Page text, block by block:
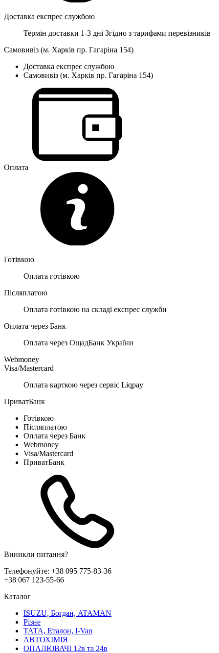
Доставка експрес службою
Термін доставки 1-3 дні Згідно з тарифами перевізників
Самовивіз (м. Харків пр. Гагаріна 154)
Доставка експрес службою
Самовивіз (м. Харків пр. Гагаріна 154)
Оплата
Готівкою
Оплата готівкою
Післяплатою
Оплата готівкою на складі експрес служби
Оплата через Банк
Оплата через ОщадБанк України
Webmoney
Visa/Mastercard
Оплата карткою через сервіс Liqpay
ПриватБанк
Готівкою
Післяплатою
Оплата через Банк
Webmoney
Visa/Mastercard
ПриватБанк
Виникли питання?
Телефонуйте: +38 095 775-83-36
+38 067 123-55-66
Каталог
ISUZU, Богдан, ATAMAN
Різне
ТАТА, Еталон, I-Van
АВТОХІМІЯ
ОПАЛЮВАЧІ 12в та 24в